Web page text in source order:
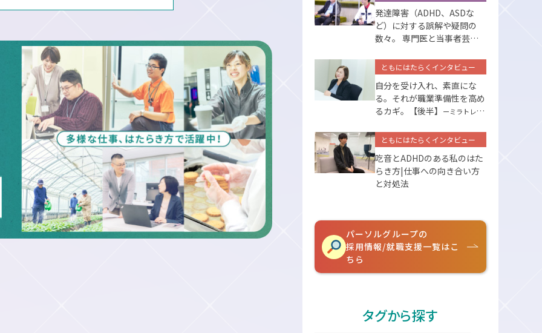
発達障害（ADHD、ASDな
ど）に対する誤解や疑問の
数々。 専門医と当事者芸人
ともにはたらくインタビュー
自分を受け入れ、素直にな
る。それが職業準備性を高め
るカギ。【後半】
ーミラトレの
ともにはたらくインタビュー
吃音とADHDのある私のはた
らき方|仕事への向き合い方
と対処法
パーソルグループの
採用情報/就職支援一覧はこ
ちら
タグから探す